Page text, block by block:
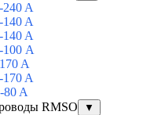
240 A
140 A
140 A
100 А
A
170 A
80 A
RMSO
▼